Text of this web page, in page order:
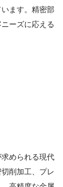
ます。精密部
ーズに応える
められる現代
削加工、プレ